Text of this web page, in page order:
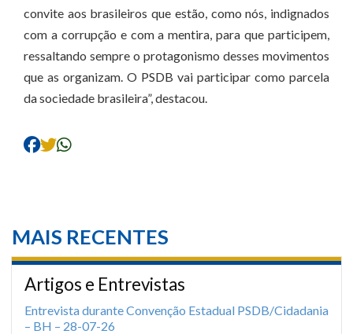
convite aos brasileiros que estão, como nós, indignados
com a corrupção e com a mentira, para que participem,
ressaltando sempre o protagonismo desses movimentos
que as organizam. O PSDB vai participar como parcela
da sociedade brasileira”, destacou.
MAIS RECENTES
Artigos e Entrevistas
Entrevista durante Convenção Estadual PSDB/Cidadania
– BH – 28-07-26